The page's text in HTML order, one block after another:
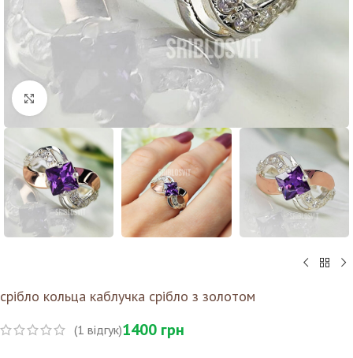
Клацніть, щоб збільшити
срібло кольца каблучка срібло з золотом
(1 відгук)1400 грн